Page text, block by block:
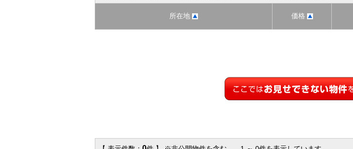
所在地 価格